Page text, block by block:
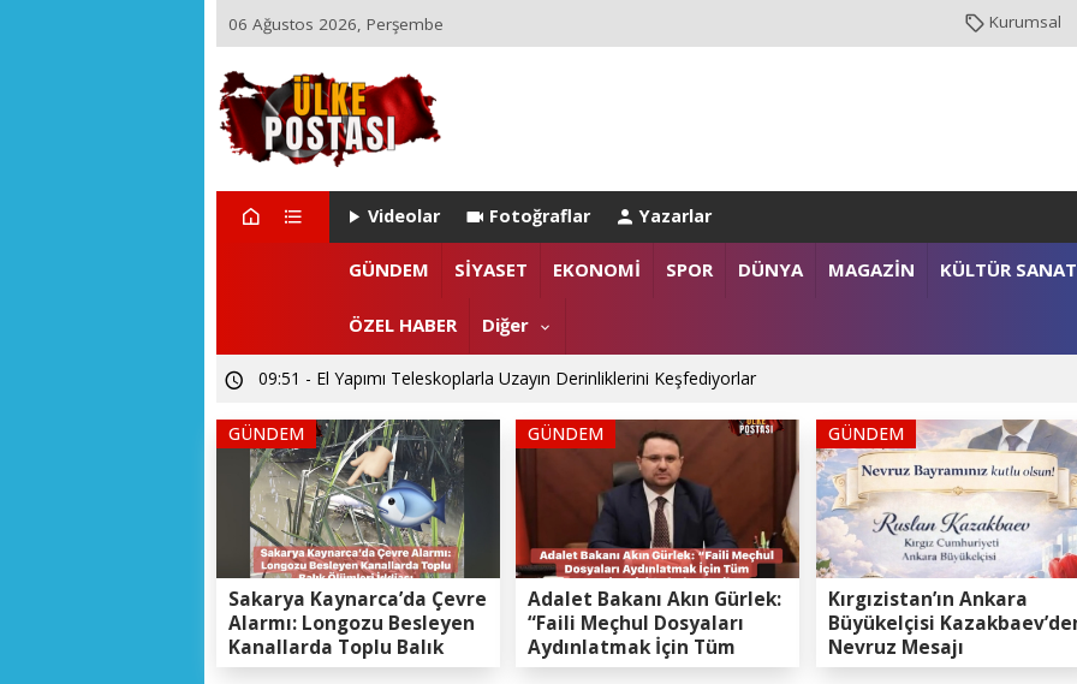
06 Ağustos 2026, Perşembe Kurumsal
Videolar Fotoğraflar Yazarlar
GÜNDEM SİYASET EKONOMİ SPOR DÜNYA MAGAZİN KÜLTÜR SANAT
ÖZEL HABER Diğer
21:17 - Ülke Postası’ndan Sağlık Bakanlığı’na Üst Düzey Ziyaret
14:26 - Akarslanlar Tur’dan şehit ve gazi ailelerine anlamlı destek
09:51 - El Yapımı Teleskoplarla Uzayın Derinliklerini Keşfediyorlar
GÜNDEM
Sakarya Kaynarca’da Çevre
Alarmı: Longozu Besleyen
Kanallarda Toplu Balık
Ölümleri Gerçeği
GÜNDEM
Adalet Bakanı Akın Gürlek:
“Faili Meçhul Dosyaları
Aydınlatmak İçin Tüm
Kapasitemizi Seferber
GÜNDEM
Kırgızistan’ın Ankara
Büyükelçisi
Nevruz Mesajı